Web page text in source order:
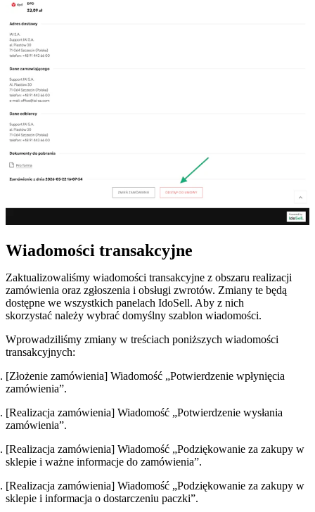
Wiadomości transakcyjne
Zaktualizowaliśmy wiadomości transakcyjne z obszaru realizacji
zamówienia oraz zgłoszenia i obsługi zwrotów. Zmiany te będą
dostępne we wszystkich panelach IdoSell. Aby z nich
skorzystać należy wybrać domyślny szablon wiadomości.
Wprowadziliśmy zmiany w treściach poniższych wiadomości
transakcyjnych:
[Złożenie zamówienia] Wiadomość „Potwierdzenie wpłynięcia
zamówienia”.
[Realizacja zamówienia] Wiadomość „Potwierdzenie wysłania
zamówienia”.
[Realizacja zamówienia] Wiadomość „Podziękowanie za zakupy w
sklepie i ważne informacje do zamówienia”.
[Realizacja zamówienia] Wiadomość „Podziękowanie za zakupy w
sklepie i informacja o dostarczeniu paczki”.